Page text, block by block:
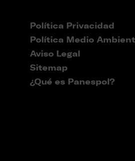
Política Privacidad
Política Medio
Aviso Legal
Sitemap
¿Qué es Panespol?